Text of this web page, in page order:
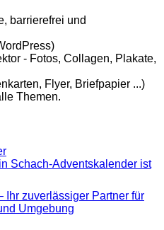
barrierefrei und
- Fotos, Collagen, Plakate,
Flyer, Briefpapier ...)
Themen.
Schach-Adventskalender ist
Ihr zuverlässiger Partner für
Umgebung